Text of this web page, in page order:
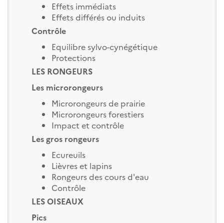
Effets immédiats
Effets différés ou induits
Contrôle
Equilibre sylvo-cynégétique
Protections
LES RONGEURS
Les microrongeurs
Microrongeurs de prairie
Microrongeurs forestiers
Impact et contrôle
Les gros rongeurs
Ecureuils
Lièvres et lapins
Rongeurs des cours d'eau
Contrôle
LES OISEAUX
Pics